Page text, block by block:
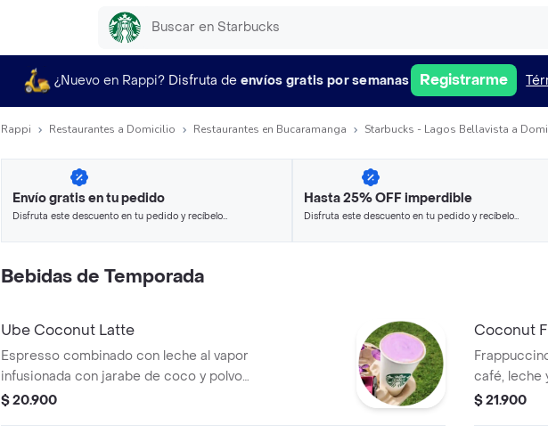
¿Nuevo en Rappi? Disfruta de envíos gratis por semanas Registrarme
Rappi Restaurantes a Domicilio Restaurantes en Bucaramanga Starbucks - Lagos Bellavista a
Envío gratis en tu pedido
Disfruta este descuento en tu pedido y recíbelo
Hasta 25% OFF imperdible
Disfruta este descuento en tu pedido y recíbelo
Bebidas de Temporada
Ube Coconut Latte
Espresso combinado con leche al vapor
infusionada con jarabe de coco y polvo
de Ube, creando una espuma
$ 20.900
Coconut
café, leche
dulce con
$ 21.900